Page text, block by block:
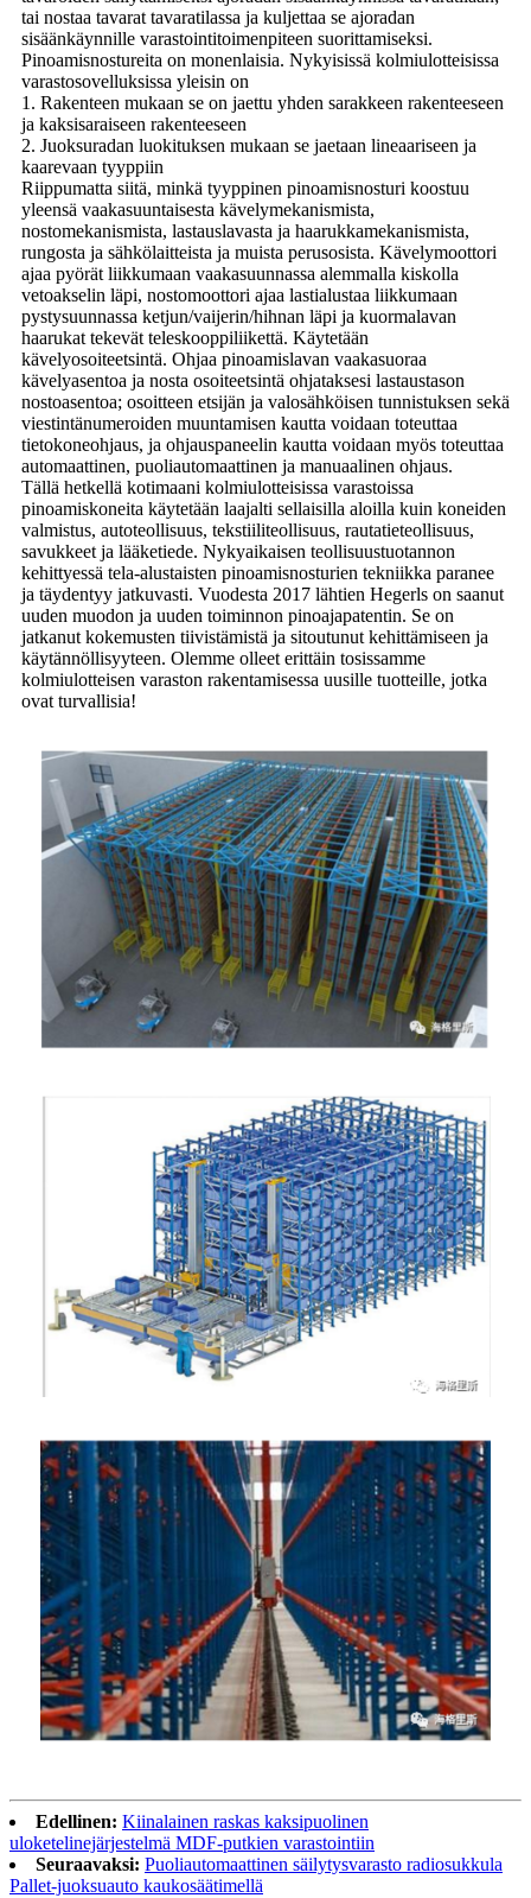
tai nostaa tavarat tavaratilassa ja kuljettaa se ajoradan
sisäänkäynnille varastointitoimenpiteen suorittamiseksi.
Pinoamisnostureita on monenlaisia. Nykyisissä kolmiulotteisissa
varastosovelluksissa yleisin on
1. Rakenteen mukaan se on jaettu yhden sarakkeen rakenteeseen
ja kaksisaraiseen rakenteeseen
2. Juoksuradan luokituksen mukaan se jaetaan lineaariseen ja
kaarevaan tyyppiin
Riippumatta siitä, minkä tyyppinen pinoamisnosturi koostuu
yleensä vaakasuuntaisesta kävelymekanismista,
nostomekanismista, lastauslavasta ja haarukkamekanismista,
rungosta ja sähkölaitteista ja muista perusosista. Kävelymoottori
ajaa pyörät liikkumaan vaakasuunnassa alemmalla kiskolla
vetoakselin läpi, nostomoottori ajaa lastialustaa liikkumaan
pystysuunnassa ketjun/vaijerin/hihnan läpi ja kuormalavan
haarukat tekevät teleskooppiliikettä. Käytetään
kävelyosoiteetsintä. Ohjaa pinoamislavan vaakasuoraa
kävelyasentoa ja nosta osoiteetsintä ohjataksesi lastaustason
nostoasentoa; osoitteen etsijän ja valosähköisen tunnistuksen sekä
viestintänumeroiden muuntamisen kautta voidaan toteuttaa
tietokoneohjaus, ja ohjauspaneelin kautta voidaan myös toteuttaa
automaattinen, puoliautomaattinen ja manuaalinen ohjaus.
Tällä hetkellä kotimaani kolmiulotteisissa varastoissa
pinoamiskoneita käytetään laajalti sellaisilla aloilla kuin koneiden
valmistus, autoteollisuus, tekstiiliteollisuus, rautatieteollisuus,
savukkeet ja lääketiede. Nykyaikaisen teollisuustuotannon
kehittyessä tela-alustaisten pinoamisnosturien tekniikka paranee
ja täydentyy jatkuvasti. Vuodesta 2017 lähtien Hegerls on saanut
uuden muodon ja uuden toiminnon pinoajapatentin. Se on
jatkanut kokemusten tiivistämistä ja sitoutunut kehittämiseen ja
käytännöllisyyteen. Olemme olleet erittäin tosissamme
kolmiulotteisen varaston rakentamisessa uusille tuotteille, jotka
ovat turvallisia!
Edellinen: Kiinalainen raskas kaksipuolinen
uloketelinejärjestelmä MDF-putkien varastointiin
Seuraavaksi: Puoliautomaattinen säilytysvarasto radiosukkula
Pallet-juoksuauto kaukosäätimellä